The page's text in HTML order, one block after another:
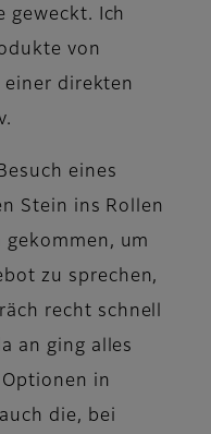
geweckt. Ich
von
einer direkten
eines
Stein ins Rollen
um
zu sprechen,
recht schnell
an ging alles
in
die, bei